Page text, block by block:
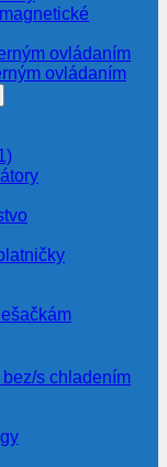
ovládaním
ovládaním
s chladením